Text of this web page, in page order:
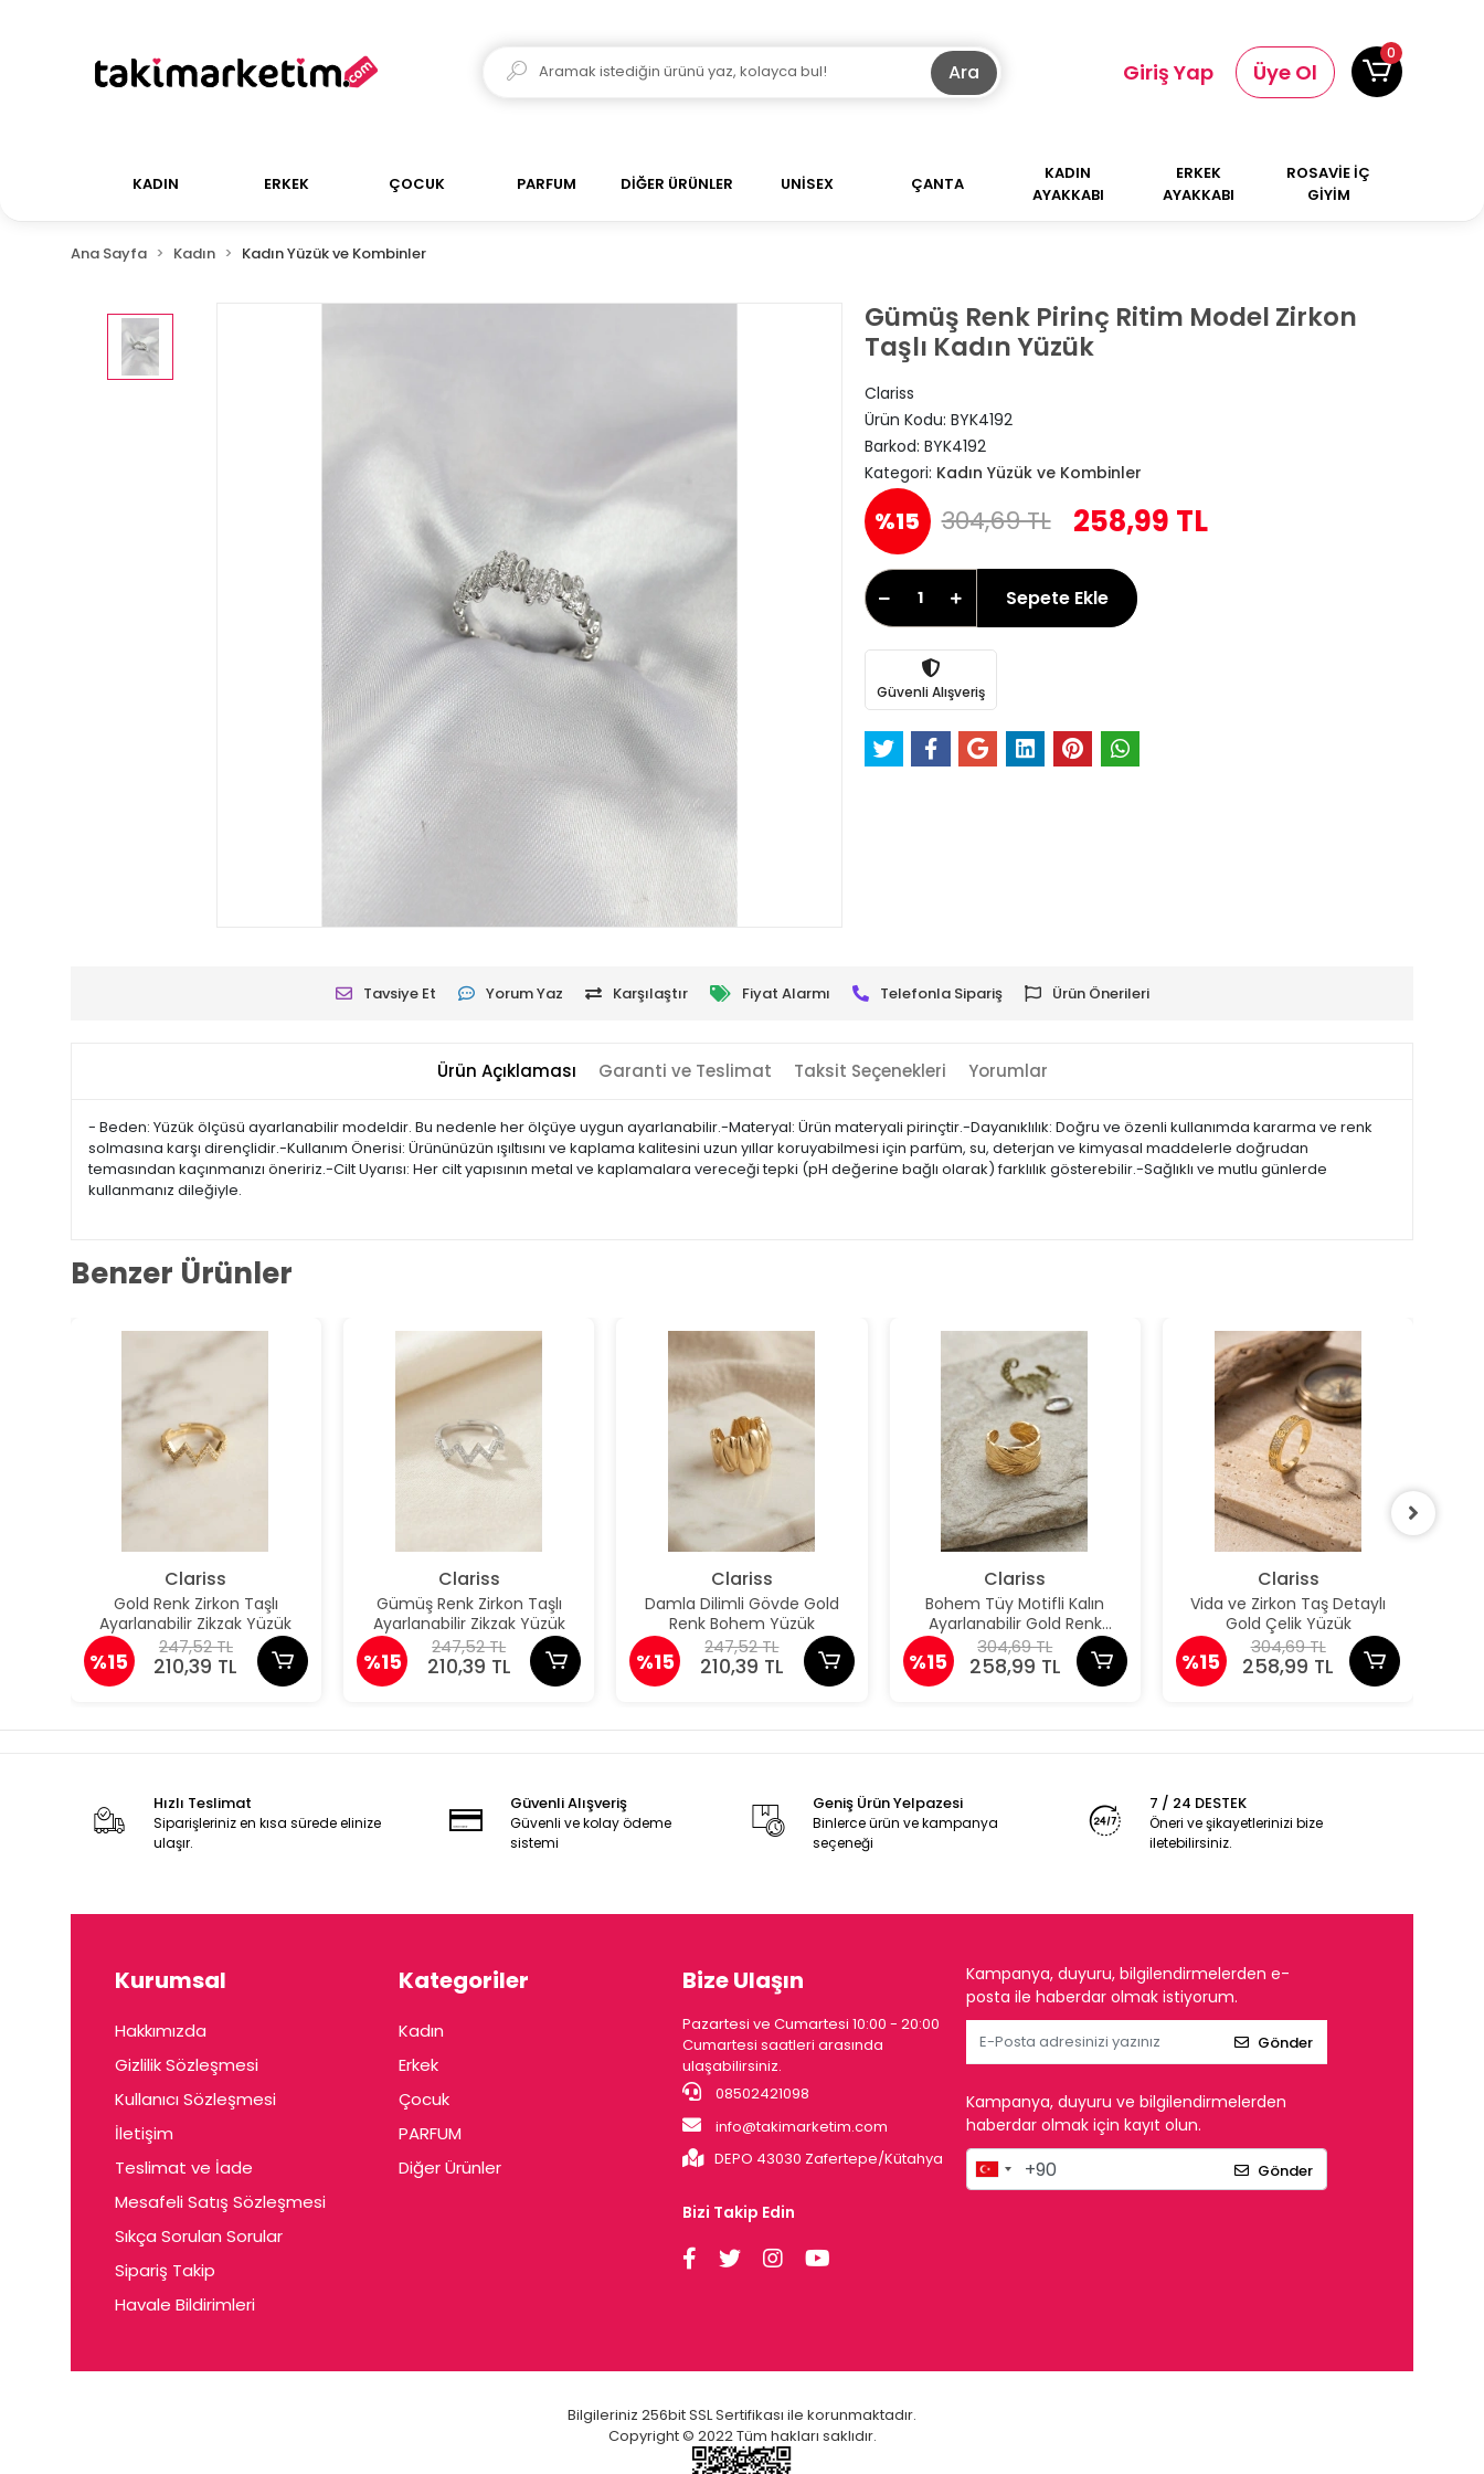
Ara Giriş Yap Üye Ol
0
KADIN ERKEK ÇOCUK PARFUM DİĞER ÜRÜNLER UNİSEX ÇANTA
KADIN
AYAKKABI
ERKEK
AYAKKABI
ROSAVİE İÇ
GİYİM
Ana Sayfa Kadın Kadın Yüzük ve Kombinler
Gümüş Renk Pirinç Ritim Model Zirkon
Taşlı Kadın Yüzük
Clariss
Ürün Kodu: BYK4192
Barkod: BYK4192
Kategori: Kadın Yüzük ve Kombinler
%15 304,69 TL 258,99 TL
Sepete Ekle
Güvenli Alışveriş
Tavsiye Et Yorum Yaz Karşılaştır Fiyat Alarmı Telefonla Sipariş Ürün Önerileri
Ürün Açıklaması Garanti ve Teslimat Taksit Seçenekleri Yorumlar
- Beden: Yüzük ölçüsü ayarlanabilir modeldir. Bu nedenle her ölçüye uygun ayarlanabilir.-Materyal: Ürün materyali pirinçtir.-Dayanıklılık: Doğru ve özenli kullanımda kararma ve renk
solmasına karşı dirençlidir.-Kullanım Önerisi: Ürününüzün ışıltısını ve kaplama kalitesini uzun yıllar koruyabilmesi için parfüm, su, deterjan ve kimyasal maddelerle doğrudan
temasından kaçınmanızı öneririz.-Cilt Uyarısı: Her cilt yapısının metal ve kaplamalara vereceği tepki (pH değerine bağlı olarak) farklılık gösterebilir.-Sağlıklı ve mutlu günlerde
kullanmanız dileğiyle.
Benzer Ürünler
Clariss
Gold Renk Zirkon Taşlı
Ayarlanabilir Zikzak Yüzük
%15
247,52 TL
210,39 TL
Clariss
Gümüş Renk Zirkon Taşlı
Ayarlanabilir Zikzak Yüzük
%15
247,52 TL
210,39 TL
Clariss
Damla Dilimli Gövde Gold
Renk Bohem Yüzük
%15
247,52 TL
210,39 TL
Clariss
Bohem Tüy Motifli Kalın
Ayarlanabilir Gold Renk
Yüzük
%15
304,69 TL
258,99 TL
Clariss
Vida ve Zirkon Taş Detaylı
Gold Çelik Yüzük
%15
304,69 TL
258,99 TL
Hızlı Teslimat
Siparişleriniz en kısa sürede elinize
ulaşır.
Güvenli Alışveriş
Güvenli ve kolay ödeme
sistemi
Geniş Ürün Yelpazesi
Binlerce ürün ve kampanya
seçeneği
7 / 24 DESTEK
Öneri ve şikayetlerinizi bize
iletebilirsiniz.
Kurumsal
Hakkımızda
Gizlilik Sözleşmesi
Kullanıcı Sözleşmesi
İletişim
Teslimat ve İade
Mesafeli Satış Sözleşmesi
Sıkça Sorulan Sorular
Sipariş Takip
Havale Bildirimleri
Kategoriler
Kadın
Erkek
Çocuk
PARFUM
Diğer Ürünler
Bize Ulaşın
Pazartesi ve Cumartesi 10:00 - 20:00
Cumartesi saatleri arasında
ulaşabilirsiniz.
08502421098
info@takimarketim.com
DEPO 43030 Zafertepe/Kütahya
Bizi Takip Edin
Kampanya, duyuru, bilgilendirmelerden e-
posta ile haberdar olmak istiyorum.
Gönder
Kampanya, duyuru ve bilgilendirmelerden
haberdar olmak için kayıt olun.
Gönder
Bilgileriniz 256bit SSL Sertifikası ile korunmaktadır.
Copyright © 2022 Tüm hakları saklıdır.